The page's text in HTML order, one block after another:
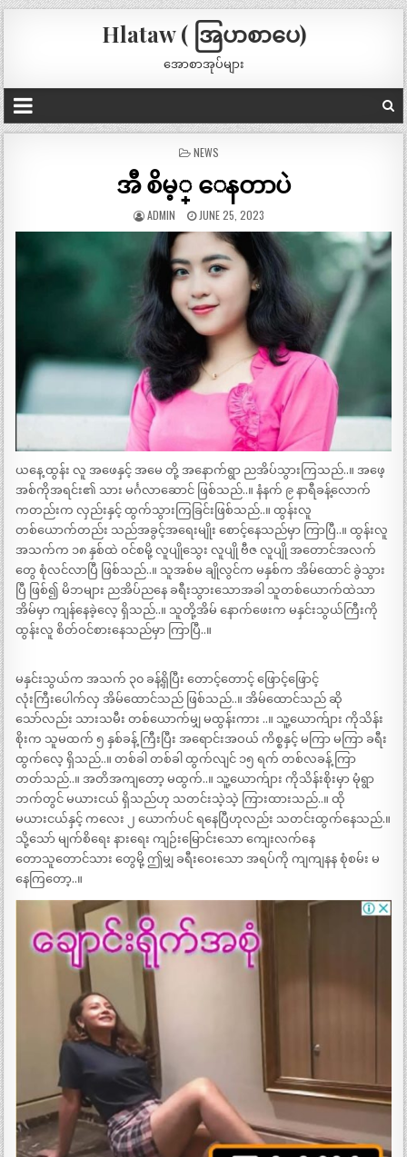
Hlataw ( အြပာစာပေ)
အောစာအုပ်များ
POSTED
NEWS
အီ စိမ့္ ေနတာပဲ
ADMIN JUNE 25, 2023
ယနေ့ ထွန်း လူ အဖေနှင့် အမေ တို့ အနောက်ရွာ ညအိပ်သွားကြသည်..။ အဖေ့
အစ်ကိုအရင်း၏ သား မင်္ဂလာဆောင် ဖြစ်သည်..။ နံနက် ၉ နာရီခန့်လောက်
ကတည်းက လှည်းနှင့် ထွက်သွားကြခြင်းဖြစ်သည်..။ ထွန်းလူ
တစ်ယောက်တည်း သည်အခွင့်အရေးမျိုး စောင့်နေသည်မှာ ကြာပြီ..။ ထွန်းလူ
အသက်က ၁၈ နှစ်ထဲ ဝင်စမို့ လူပျိုသွေး လူပျို ဗီဇ လူပျို အတောင်အလက်
တွေ စုံလင်လာပြီ ဖြစ်သည်..။ သူအစ်မ ချိုလွင်က မနှစ်က အိမ်ထောင် ခွဲသွား
ပြီ ဖြစ်၍ မိဘများ ညအိပ်ညနေ ခရီးသွားသောအခါ သူတစ်ယောက်ထဲသာ
အိမ်မှာ ကျန်နေခဲ့လေ့ ရှိသည်..။ သူတို့အိမ် နောက်ဖေးက မနှင်းသွယ်ကြီးကို
ထွန်းလူ စိတ်ဝင်စားနေသည်မှာ ကြာပြီ..။
မနှင်းသွယ်က အသက် ၃၀ ခန့်ရှိပြီး တောင့်တောင့် ဖြောင့်ဖြောင့်
လုံးကြီးပေါက်လှ အိမ်ထောင်သည် ဖြစ်သည်..။ အိမ်ထောင်သည် ဆို
သော်လည်း သားသမီး တစ်ယောက်မျှ မထွန်းကား ..။ သူ့ယောက်ျား ကိုသိန်း
စိုးက သူမထက် ၅ နှစ်ခန့် ကြီးပြီး အရောင်းအဝယ် ကိစ္စနှင့် မကြာ မကြာ ခရီး
ထွက်လေ့ ရှိသည်..။ တစ်ခါ တစ်ခါ ထွက်လျင် ၁၅ ရက် တစ်လခန့် ကြာ
တတ်သည်..။ အတိအကျတော့ မထွက်..။ သူ့ယောက်ျား ကိုသိန်းစိုးမှာ မုံရွာ
ဘက်တွင် မယားငယ် ရှိသည်ဟု သတင်းသဲ့သဲ့ ကြားထားသည်..။ ထို
မယားငယ်နှင့် ကလေး ၂ ယောက်ပင် ရနေပြီဟုလည်း သတင်းထွက်နေသည်.။
သို့သော် မျက်စိရေး နားရေး ကျဉ်းမြောင်းသော ကျေးလက်နေ
တောသူတောင်သား တွေမို့ ဤမျှ ခရီးဝေးသော အရပ်ကို ကျကျနန စုံစမ်း မ
နေကြတော့..။